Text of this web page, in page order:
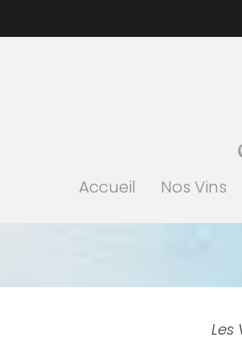
Accueil Nos Vins
Les